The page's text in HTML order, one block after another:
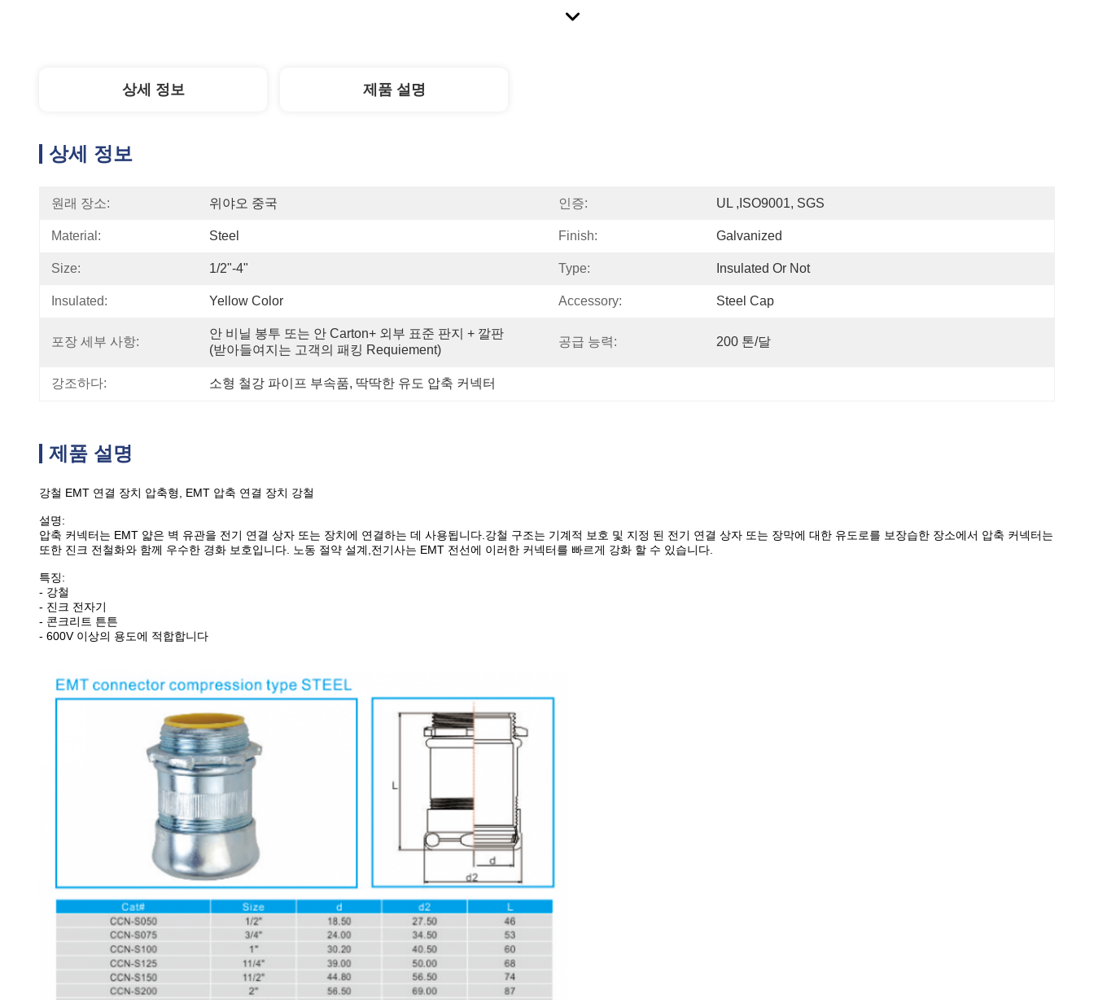
상세 정보 제품 설명
상세 정보
원래 장소: 위야오 중국 인증: UL ,ISO9001, SGS
Material: Steel Finish: Galvanized
Size: 1/2"-4" Type: Insulated Or Not
Insulated: Yellow Color Accessory: Steel Cap
포장 세부 사항:
안 비닐 봉투 또는 안 Carton+ 외부 표준 판지 + 깔판
(받아들여지는 고객의 패킹 Requiement)
공급 능력: 200 톤/달
강조하다: 소형 철강 파이프 부속품, 딱딱한 유도 압축 커넥터
제품 설명
강철 EMT 연결 장치 압축형, EMT 압축 연결 장치 강철
설명:
압축 커넥터는 EMT 얇은 벽 유관을 전기 연결 상자 또는 장치에 연결하는 데 사용됩니다.강철 구조는 기계적 보호 및 지정 된 전기 연결 상자 또는 장막에 대한 유도로를 보장습한 장소에서 압축 커넥터는
또한 진크 전철화와 함께 우수한 경화 보호입니다. 노동 절약 설계,전기사는 EMT 전선에 이러한 커넥터를 빠르게 강화 할 수 있습니다.
특징:
- 강철
- 진크 전자기
- 콘크리트 튼튼
- 600V 이상의 용도에 적합합니다